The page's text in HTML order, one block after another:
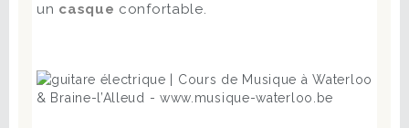
un casque confortable.